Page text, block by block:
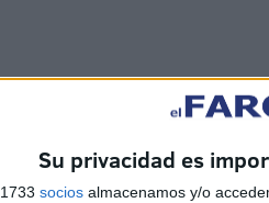
Su privacidad es
socios almacenamos y/o
2,4 millones de trámites se
cita presencial.